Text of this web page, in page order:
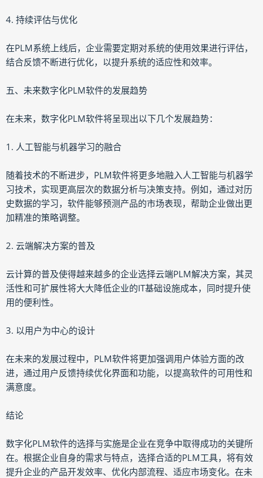
4. 持续评估与优化
在PLM系统上线后，企业需要定期对系统的使用效果进行评估，
结合反馈不断进行优化，以提升系统的适应性和效率。
五、未来数字化PLM软件的发展趋势
在未来，数字化PLM软件将呈现出以下几个发展趋势：
1. 人工智能与机器学习的融合
随着技术的不断进步，PLM软件将更多地融入人工智能与机器学
习技术，实现更高层次的数据分析与决策支持。例如，通过对历
史数据的学习，软件能够预测产品的市场表现，帮助企业做出更
加精准的策略调整。
2. 云端解决方案的普及
云计算的普及使得越来越多的企业选择云端PLM解决方案，其灵
活性和可扩展性将大大降低企业的IT基础设施成本，同时提升使
用的便利性。
3. 以用户为中心的设计
在未来的发展过程中，PLM软件将更加强调用户体验方面的改
进，通过用户反馈持续优化界面和功能，以提高软件的可用性和
满意度。
结论
数字化PLM软件的选择与实施是企业在竞争中取得成功的关键所
在。根据企业自身的需求与特点，选择合适的PLM工具，将有效
提升企业的产品开发效率、优化内部流程、适应市场变化。在未